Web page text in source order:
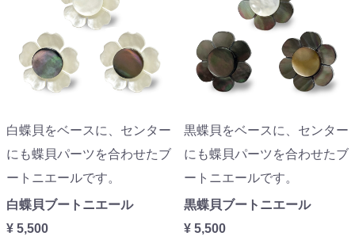
白蝶貝をベースに、センター
にも蝶貝パーツを合わせたブ
ートニエールです。
白蝶貝ブートニエール
¥ 5,500
黒蝶貝をベースに、センター
にも蝶貝パーツを合わせたブ
ートニエールです。
黒蝶貝ブートニエール
¥ 5,500